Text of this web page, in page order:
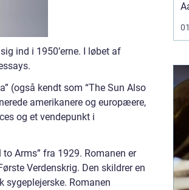
ind i 1950’erne. I løbet af
(også kendt som “The Sun Also
amerikanere og europæere,
og et vendepunkt i
Arms” fra 1929. Romanen er
Verdenskrig. Den skildrer en
Romanen
...